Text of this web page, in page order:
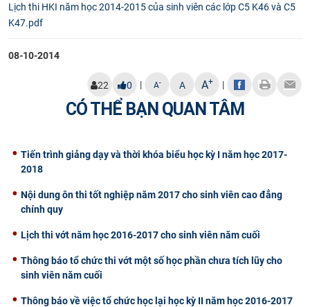
ĐẢM BẢO CHẤT LƯỢNG
KHOA HỌC CÔNG NGHỆ
CỰU NGƯỜI HỌC
Lịch thi HKI năm học 2014-2015 của sinh viên các lớp C5 K46 và C5
K47.pdf
08-10-2014
22 0 | A- A A+ |
CÓ THỂ BẠN QUAN TÂM
Tiến trình giảng dạy và thời khóa biểu học kỳ I năm học 2017-
2018
Nội dung ôn thi tốt nghiệp năm 2017 cho sinh viên cao đẳng
chính quy
Lịch thi vớt năm học 2016-2017 cho sinh viên năm cuối
Thông báo tổ chức thi vớt một số học phần chưa tích lũy cho
sinh viên năm cuối
Thông báo về việc tổ chức học lại học kỳ II năm học 2016-2017